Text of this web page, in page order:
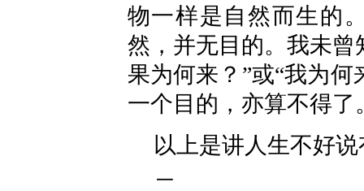
物一样是自然而生的
然，并无目的。我未
果为何来？”或“我为
一个目的，亦算不得了
以上是讲人生不好